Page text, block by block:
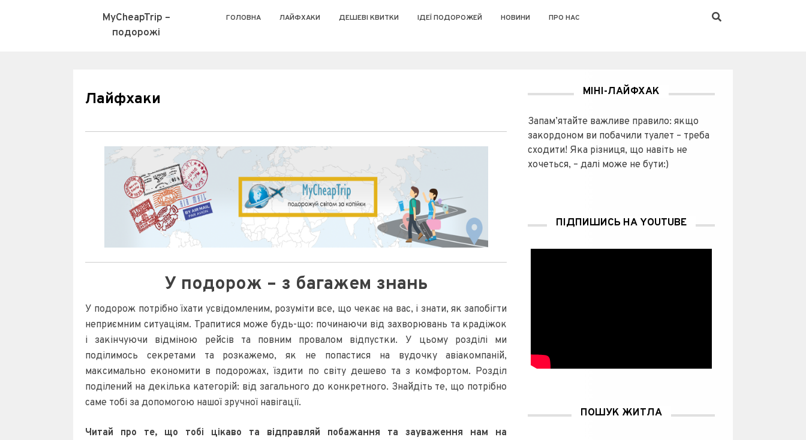
MyCheapTrip –
подорожі
ГОЛОВНА ЛАЙФХАКИ ДЕШЕВІ КВИТКИ ІДЕЇ ПОДОРОЖЕЙ НОВИНИ ПРО НАС
Лайфхаки
У подорож – з багажем знань
У подорож потрібно їхати усвідомленим, розуміти все, що чекає на вас, і знати, як запобігти
неприємним ситуаціям. Трапитися може будь-що: починаючи від захворювань та крадіжок
і закінчуючи відміною рейсів та повним провалом відпустки. У цьому розділі ми
поділимось секретами та розкажемо, як не попастися на вудочку авіакомпаній,
максимально економити в подорожах, їздити по світу дешево та з комфортом. Розділ
поділений на декілька категорій: від загального до конкретного. Знайдіть те, що потрібно
саме тобі за допомогою нашої зручної навігації.
Читай про те, що тобі цікаво та відправляй побажання та зауваження нам на
МІНІ-ЛАЙФХАК
Запам’ятайте важливе правило: якщо
закордоном ви побачили туалет – треба
сходити! Яка різниця, що навіть не
хочеться, – далі може не бути:)
ПІДПИШИСЬ НА YOUTUBE
ПОШУК ЖИТЛА